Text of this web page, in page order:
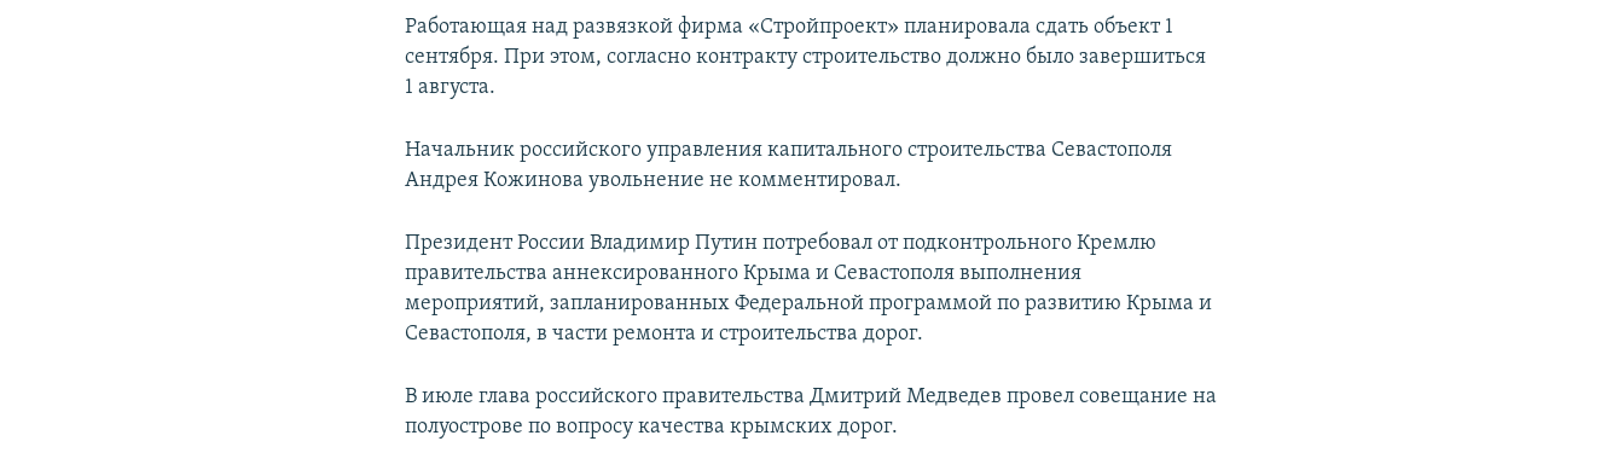
Работающая над развязкой фирма «Стройпроект» планировала сдать объект 1
сентября. При этом, согласно контракту строительство должно было завершиться
1 августа.
Начальник российского управления капитального строительства Севастополя
Андрея Кожинова увольнение не комментировал.
Президент России Владимир Путин потребовал от подконтрольного Кремлю
правительства аннексированного Крыма и Севастополя выполнения
мероприятий, запланированных Федеральной программой по развитию Крыма и
Севастополя, в части ремонта и строительства дорог.
В июле глава российского правительства Дмитрий Медведев провел совещание на
полуострове по вопросу качества крымских дорог.